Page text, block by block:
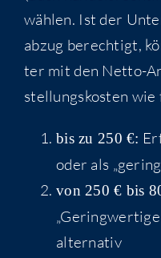
wäh­len. Ist der
ab­zug berech­tigt,
ter mit den Net­to-
stel­lungs­kos­ten
bis zu 250 €:
oder als
von 250 € bis
alternativ